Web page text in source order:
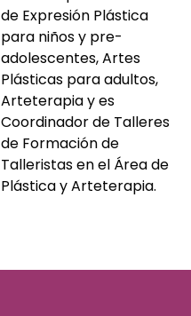
de Expresión Plástica
para niños y pre-
adolescentes, Artes
Plásticas para adultos,
Arteterapia y es
Coordinador de Talleres
de Formación de
Talleristas en el Área de
Plástica y Arteterapia.